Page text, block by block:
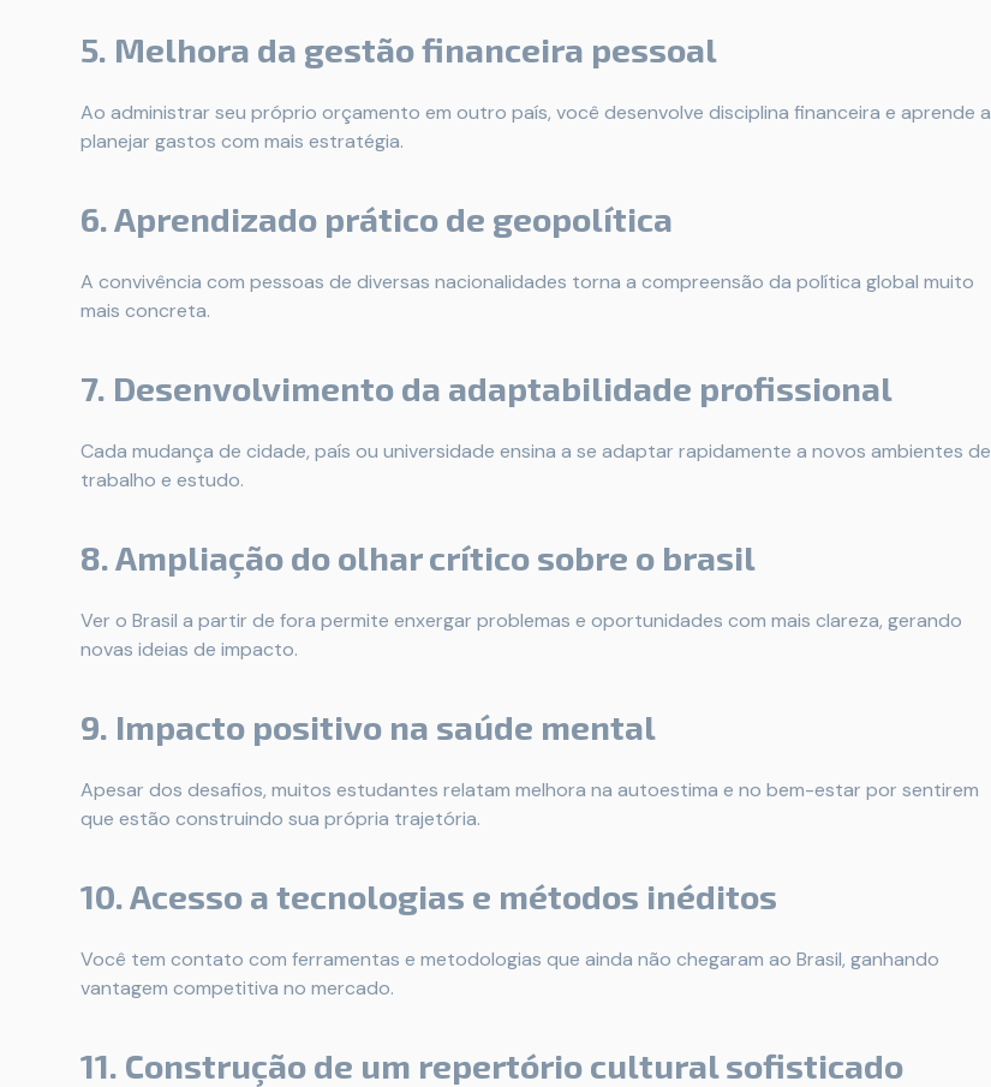
5. Melhora da gestão financeira pessoal
Ao administrar seu próprio orçamento em outro país, você desenvolve disciplina financeira e aprende a
planejar gastos com mais estratégia.
6. Aprendizado prático de geopolítica
A convivência com pessoas de diversas nacionalidades torna a compreensão da política global muito
mais concreta.
7. Desenvolvimento da adaptabilidade profissional
Cada mudança de cidade, país ou universidade ensina a se adaptar rapidamente a novos ambientes de
trabalho e estudo.
8. Ampliação do olhar crítico sobre o brasil
Ver o Brasil a partir de fora permite enxergar problemas e oportunidades com mais clareza, gerando
novas ideias de impacto.
9. Impacto positivo na saúde mental
Apesar dos desafios, muitos estudantes relatam melhora na autoestima e no bem-estar por sentirem
que estão construindo sua própria trajetória.
10. Acesso a tecnologias e métodos inéditos
Você tem contato com ferramentas e metodologias que ainda não chegaram ao Brasil, ganhando
vantagem competitiva no mercado.
11. Construção de um repertório cultural sofisticado